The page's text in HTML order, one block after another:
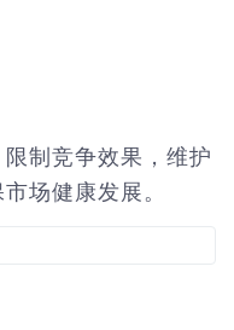
制竞争效果，维护
场健康发展。